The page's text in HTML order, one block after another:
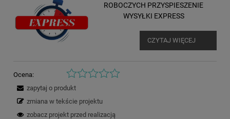
ROBOCZYCH PRZYSPIESZENIE
WYSYŁKI EXPRESS
CZYTAJ WIĘCEJ
Ocena:
zapytaj o produkt
zmiana w tekście projektu
zobacz projekt przed realizacją